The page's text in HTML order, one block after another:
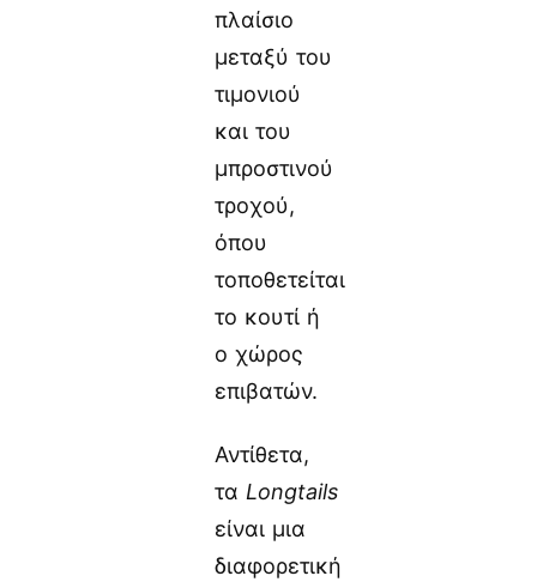
πλαίσιο
μεταξύ του
τιμονιού
και του
μπροστινού
τροχού,
όπου
τοποθετείται
το κουτί ή
ο χώρος
επιβατών.
Αντίθετα,
τα Longtails
είναι μια
διαφορετική